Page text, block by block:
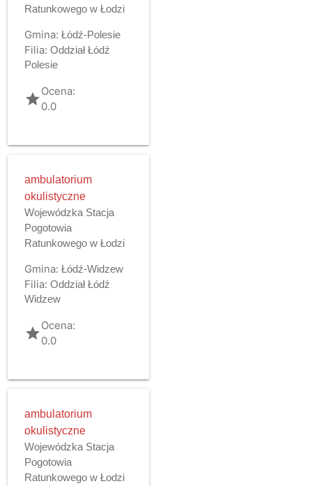
Ratunkowego w Łodzi
Gmina: Łódź-Polesie
Filia: Oddział Łódź
Polesie
gradeOcena:
0.0
ambulatorium
okulistyczne
Wojewódzka Stacja
Pogotowia
Ratunkowego w Łodzi
Gmina: Łódź-Widzew
Filia: Oddział Łódź
Widzew
gradeOcena:
0.0
ambulatorium
okulistyczne
Wojewódzka Stacja
Pogotowia
Ratunkowego w Łodzi